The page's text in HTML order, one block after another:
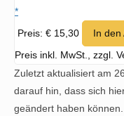
*
Preis: € 15,30
In den
Preis inkl. MwSt., zzgl.
Zuletzt aktualisiert am
darauf hin, dass sich
geändert haben